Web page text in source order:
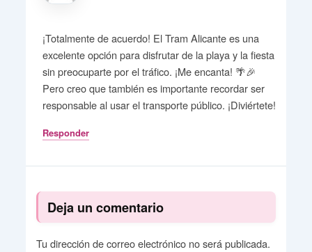
¡Totalmente de acuerdo! El Tram Alicante es una
excelente opción para disfrutar de la playa y la fiesta
sin preocuparte por el tráfico. ¡Me encanta! 🌴🎉
Pero creo que también es importante recordar ser
responsable al usar el transporte público. ¡Diviértete!
Responder
Deja un comentario
Tu dirección de correo electrónico no será publicada.